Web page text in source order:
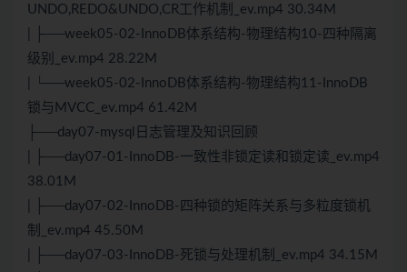
UNDO,REDO&UNDO,CR工作机制_ev.mp4 30.34M
| ├──week05-02-InnoDB体系结构-物理结构10-四种隔离
级别_ev.mp4 28.22M
| └──week05-02-InnoDB体系结构-物理结构11-InnoDB
锁与MVCC_ev.mp4 61.42M
├──day07-mysql日志管理及知识回顾
| ├──day07-01-InnoDB-一致性非锁定读和锁定读_ev.mp4
38.01M
| ├──day07-02-InnoDB-四种锁的矩阵关系与多粒度锁机
制_ev.mp4 45.50M
| ├──day07-03-InnoDB-死锁与处理机制_ev.mp4 34.15M